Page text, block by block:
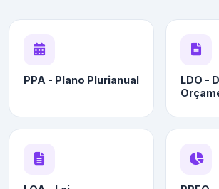
PPA - Plano Plurianual
LDO -